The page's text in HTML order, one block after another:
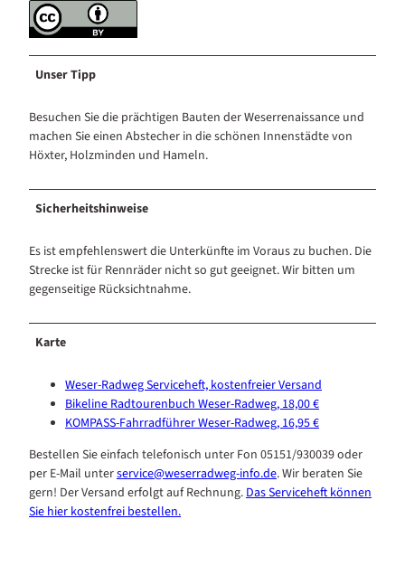
Unser Tipp
Besuchen Sie die prächtigen Bauten der Weserrenaissance und
machen Sie einen Abstecher in die schönen Innenstädte von
Höxter, Holzminden und Hameln.
Sicherheitshinweise
Es ist empfehlenswert die Unterkünfte im Voraus zu buchen. Die
Strecke ist für Rennräder nicht so gut geeignet. Wir bitten um
gegenseitige Rücksichtnahme.
Karte
Weser-Radweg Serviceheft, kostenfreier Versand
Bikeline Radtourenbuch Weser-Radweg, 18,00 €
KOMPASS-Fahrradführer Weser-Radweg, 16,95 €
Bestellen Sie einfach telefonisch unter Fon 05151/930039 oder
per E-Mail unterservice@weserradweg-info.de. Wir beraten Sie
gern! Der Versand erfolgt auf Rechnung. Das Serviceheft können
Sie hier kostenfrei bestellen.